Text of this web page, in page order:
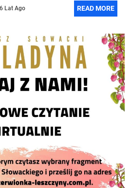
6 Lat Ago READ MORE